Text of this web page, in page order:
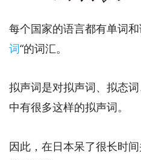
每个国家的语言都有单词
词“的词汇。
拟声词是对拟声词、拟态
中有很多这样的拟声词。
因此，在日本呆了很长时